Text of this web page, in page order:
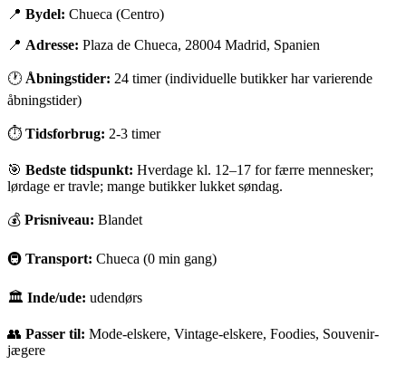
📍 Bydel: Chueca (Centro)
📍 Adresse: Plaza de Chueca, 28004 Madrid, Spanien
🕐 Åbningstider: 24 timer (individuelle butikker har varierende
åbningstider)
⏱ Tidsforbrug: 2-3 timer
🎯 Bedste tidspunkt: Hverdage kl. 12–17 for færre mennesker;
lørdage er travle; mange butikker lukket søndag.
💰 Prisniveau: Blandet
🚇 Transport: Chueca (0 min gang)
🏛 Inde/ude: udendørs
👥 Passer til: Mode-elskere, Vintage-elskere, Foodies, Souvenir-
jægere